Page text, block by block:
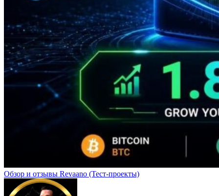
Обзор и отзывы Revaano (Тест-проекты)